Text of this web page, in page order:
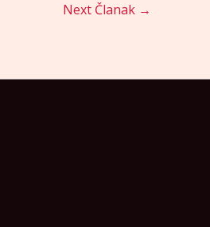
Next Članak →